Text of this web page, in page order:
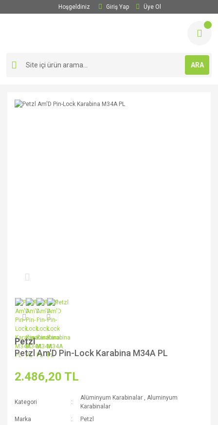
Hoşgeldiniz Giriş Yap Üye Ol
ARA
Petzl
Petzl Am'D Pin-Lock Karabina M34A PL
2.486,20 TL
Kategori
Alüminyum Karabinalar ,Aluminyum
Karabinalar
Marka
Petzl